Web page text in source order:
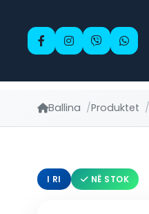
Ballina Produktet
I RI NË STOK